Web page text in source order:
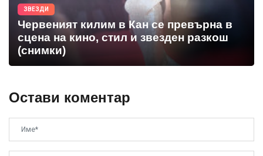
ЗВЕЗДИ
Червеният килим в Кан се превърна в
сцена на кино, стил и звезден разкош
(снимки)
Остави коментар